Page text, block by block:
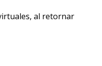
al retornar